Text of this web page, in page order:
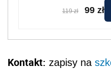
119 zł 99 zł
Kontakt: zapisy na